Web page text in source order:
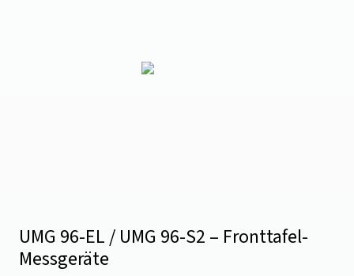
UMG 96-EL / UMG 96-S2 – Fronttafel-
Messgeräte